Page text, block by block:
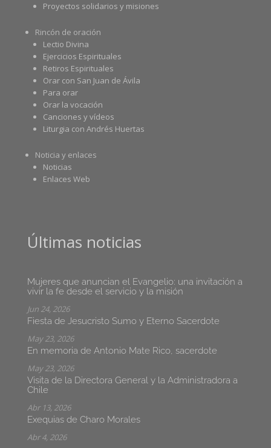
Proyectos solidarios y misiones
Rincón de oración
Lectio Divina
Ejercicios Espirituales
Retiros Espirituales
Orar con San Juan de Ávila
Para orar
Orar la vocación
Canciones y vídeos
Liturgia con Andrés Huertas
Noticia y enlaces
Noticias
Enlaces Web
Últimas noticias
Mujeres que anuncian el Evangelio: una invitación a
vivir la fe desde el servicio y la misión
Jun 24, 2026
Fiesta de Jesucristo Sumo y Eterno Sacerdote
May 23, 2026
En memoria de Antonio Mate Rico, sacerdote
May 23, 2026
Visita de la Directora General y la Administradora a
Chile
Abr 13, 2026
Exequias de Charo Morales
Abr 4, 2026